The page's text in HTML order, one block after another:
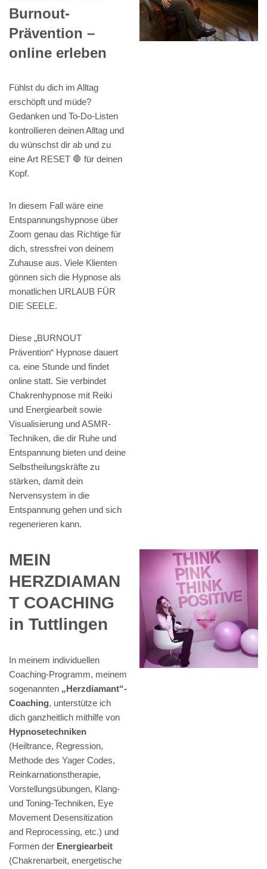
Burnout-
Prävention –
online erleben
Fühlst du dich im Alltag
erschöpft und müde?
Gedanken und To-Do-Listen
kontrollieren deinen Alltag und
du wünschst dir ab und zu
eine Art RESET 🛑 für deinen
Kopf.
In diesem Fall wäre eine
Entspannungshypnose über
Zoom genau das Richtige für
dich, stressfrei von deinem
Zuhause aus. Viele Klienten
gönnen sich die Hypnose als
monatlichen URLAUB FÜR
DIE SEELE.
Diese „BURNOUT
Prävention“ Hypnose dauert
ca. eine Stunde und findet
online statt. Sie verbindet
Chakrenhypnose mit Reiki
und Energiearbeit sowie
Visualisierung und ASMR-
Techniken, die dir Ruhe und
Entspannung bieten und deine
Selbstheilungskräfte zu
stärken, damit dein
Nervensystem in die
Entspannung gehen und sich
regenerieren kann.
MEIN
HERZDIAMAN
T COACHING
in Tuttlingen
In meinem individuellen
Coaching-Programm, meinem
sogenannten „Herzdiamant“-
Coaching, unterstütze ich
dich ganzheitlich mithilfe von
Hypnosetechniken
(Heiltrance, Regression,
Methode des Yager Codes,
Reinkarnationstherapie,
Vorstellungsübungen, Klang-
und Toning-Techniken, Eye
Movement Desensitization
and Reprocessing, etc.) und
Formen der Energiearbeit
(Chakrenarbeit, energetische